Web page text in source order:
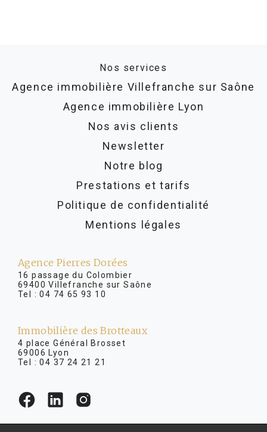
Nos services
Agence immobilière Villefranche sur Saône
Agence immobilière Lyon
Nos avis clients
Newsletter
Notre blog
Prestations et tarifs
Politique de confidentialité
Mentions légales
Agence Pierres Dorées
16 passage du Colombier
69400 Villefranche sur Saône
Tel :04 74 65 93 10
Immobilière des Brotteaux
4 place Général Brosset
69006 Lyon
Tel :04 37 24 21 21